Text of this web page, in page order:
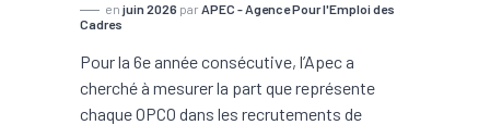
en juin 2026 par APEC - Agence Pour l'Emploi des
Cadres
Pour la 6e année consécutive, l’Apec a
cherché à mesurer la part que représente
chaque OPCO dans les recrutements de